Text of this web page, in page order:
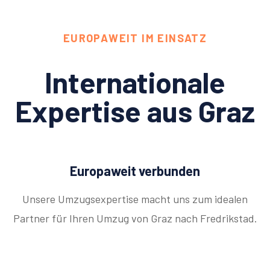
EUROPAWEIT IM EINSATZ
Internationale
Expertise aus Graz
Europaweit verbunden
Unsere Umzugsexpertise macht uns zum idealen
Partner für Ihren Umzug von Graz nach Fredrikstad.